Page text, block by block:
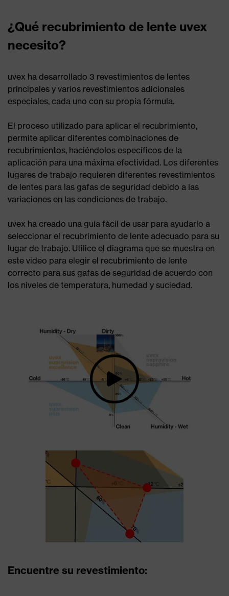
¿Qué recubrimiento de lente uvex
necesito?
uvex ha desarrollado 3 revestimientos de lentes
principales y varios revestimientos adicionales
especiales, cada uno con su propia fórmula.
El proceso utilizado para aplicar el recubrimiento,
permite aplicar diferentes combinaciones de
recubrimientos, haciéndolos específicos de la
aplicación para una máxima efectividad. Los diferentes
lugares de trabajo requieren diferentes revestimientos
de lentes para las gafas de seguridad debido a las
variaciones en las condiciones de trabajo.
uvex ha creado una guía fácil de usar para ayudarlo a
seleccionar el recubrimiento de lente adecuado para su
lugar de trabajo. Utilice el diagrama que se muestra en
este video para elegir el recubrimiento de lente
correcto para sus gafas de seguridad de acuerdo con
los niveles de temperatura, humedad y suciedad.
Encuentre su revestimiento: